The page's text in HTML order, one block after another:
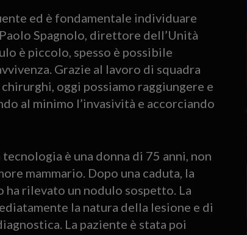
ed è fondamentale individuare
Spagnolo, direttore dell’Unità
è piccolo, spesso è possibile
Grazie al lavoro di squadra
oggi possiamo raggiungere e
al minimo l’invasività e accorciando
è una donna di 75 anni, non
mammario. Dopo una caduta, la
rilevato un nodulo sospetto. La
la natura della lesione e di
La paziente è stata poi